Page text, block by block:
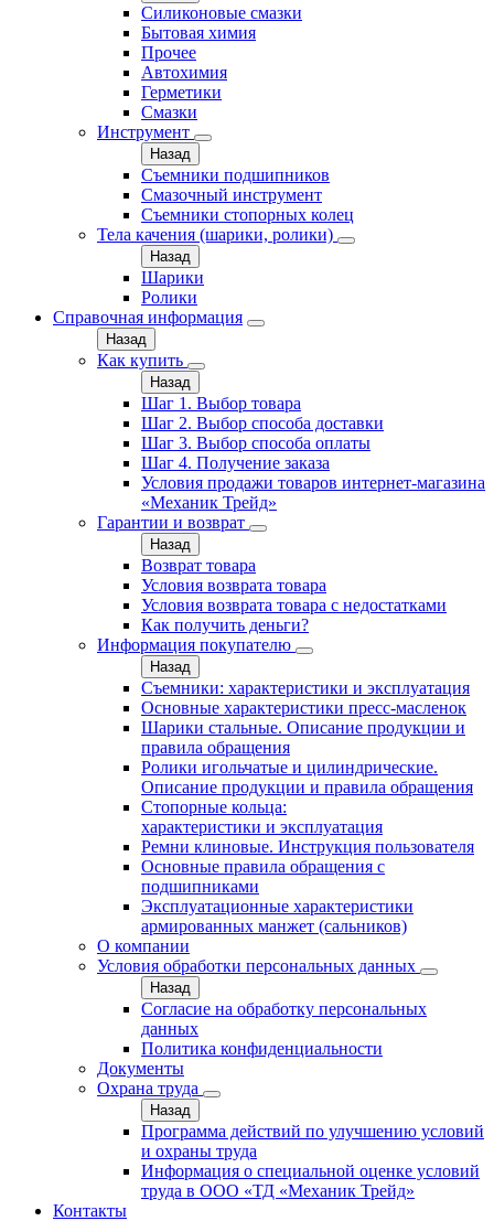
Силиконовые смазки
Бытовая химия
Прочее
Автохимия
Герметики
Смазки
Инструмент
Назад
Съемники подшипников
Смазочный инструмент
Съемники стопорных колец
Тела качения (шарики, ролики)
Назад
Шарики
Ролики
Справочная информация
Назад
Как купить
Назад
Шаг 1. Выбор товара
Шаг 2. Выбор способа доставки
Шаг 3. Выбор способа оплаты
Шаг 4. Получение заказа
Условия продажи товаров интернет-магазина
«Механик Трейд»
Гарантии и возврат
Назад
Возврат товара
Условия возврата товара
Условия возврата товара с недостатками
Как получить деньги?
Информация покупателю
Назад
Съемники: характеристики и эксплуатация
Основные характеристики пресс‑масленок
Шарики стальные. Описание продукции и
правила обращения
Ролики игольчатые и цилиндрические.
Описание продукции и правила обращения
Стопорные кольца:
характеристики и эксплуатация
Ремни клиновые. Инструкция пользователя
Основные правила обращения с
подшипниками
Эксплуатационные характеристики
армированных манжет (сальников)
О компании
Условия обработки персональных данных
Назад
Согласие на обработку персональных
данных
Политика конфиденциальности
Документы
Охрана труда
Назад
Программа действий по улучшению условий
и охраны труда
Информация о специальной оценке условий
труда в ООО «ТД «Механик Трейд»
Контакты